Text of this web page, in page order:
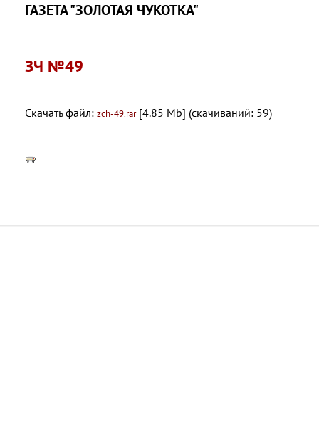
ГАЗЕТА "ЗОЛОТАЯ ЧУКОТКА"
ЗЧ №49
Скачать файл: zch-49.rar[4.85 Mb] (cкачиваний: 59)